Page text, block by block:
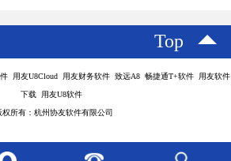
Top
用友U8Cloud 用友财务软件 致远A8 畅捷通T+软件 用友软件
下载 用友U8软件
权所有：杭州协友软件有限公司